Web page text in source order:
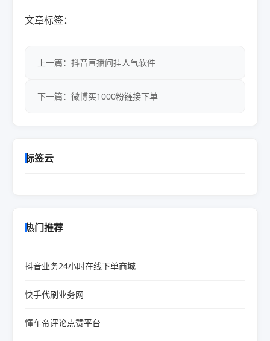
文章标签：
上一篇：抖音直播间挂人气软件
下一篇：微博买1000粉链接下单
标签云
热门推荐
抖音业务24小时在线下单商城
快手代刷业务网
懂车帝评论点赞平台